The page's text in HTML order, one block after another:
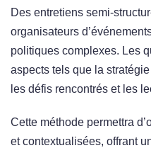
Des entretiens semi-
organisateurs
politiques complexes. Les
aspects tels que la
les défis rencontrés et les
Cette méthode permettra
et contextualisées, offrant